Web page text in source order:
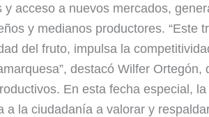
acceso a nuevos mercados,
y medianos productores. “Este
del fruto, impulsa la
destacó Wilfer Ortegón,
En esta fecha especial,
a la ciudadanía a valorar y